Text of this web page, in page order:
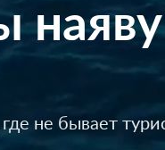
не бывает